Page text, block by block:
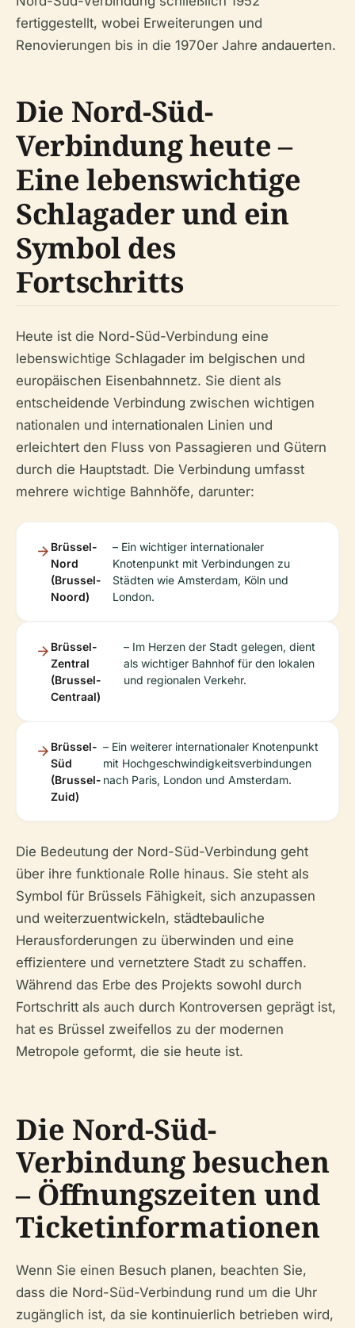
fertiggestellt, wobei Erweiterungen und
Renovierungen bis in die 1970er Jahre andauerten.
Die Nord-Süd-
Verbindung heute –
Eine lebenswichtige
Schlagader und ein
Symbol des
Fortschritts
Heute ist die Nord-Süd-Verbindung eine
lebenswichtige Schlagader im belgischen und
europäischen Eisenbahnnetz. Sie dient als
entscheidende Verbindung zwischen wichtigen
nationalen und internationalen Linien und
erleichtert den Fluss von Passagieren und Gütern
durch die Hauptstadt. Die Verbindung umfasst
mehrere wichtige Bahnhöfe, darunter:
Brüssel-
Nord
(Brussel-
Noord)
– Ein wichtiger internationaler
Knotenpunkt mit Verbindungen zu
Städten wie Amsterdam, Köln und
London.
Brüssel-
Zentral
(Brussel-
Centraal)
– Im Herzen der Stadt gelegen, dient
als wichtiger Bahnhof für den lokalen
und regionalen Verkehr.
Brüssel-
Süd
(Brussel-
Zuid)
– Ein weiterer internationaler Knotenpunkt
mit Hochgeschwindigkeitsverbindungen
nach Paris, London und Amsterdam.
Die Bedeutung der Nord-Süd-Verbindung geht
über ihre funktionale Rolle hinaus. Sie steht als
Symbol für Brüssels Fähigkeit, sich anzupassen
und weiterzuentwickeln, städtebauliche
Herausforderungen zu überwinden und eine
effizientere und vernetztere Stadt zu schaffen.
Während das Erbe des Projekts sowohl durch
Fortschritt als auch durch Kontroversen geprägt ist,
hat es Brüssel zweifellos zu der modernen
Metropole geformt, die sie heute ist.
Die Nord-Süd-
Verbindung besuchen
– Öffnungszeiten und
Ticketinformationen
Wenn Sie einen Besuch planen, beachten Sie,
dass die Nord-Süd-Verbindung rund um die Uhr
zugänglich ist, da sie kontinuierlich betrieben wird,